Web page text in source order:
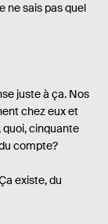
ne sais pas quel
juste à ça. Nos
chez eux et
quoi, cinquante
compte?
existe, du